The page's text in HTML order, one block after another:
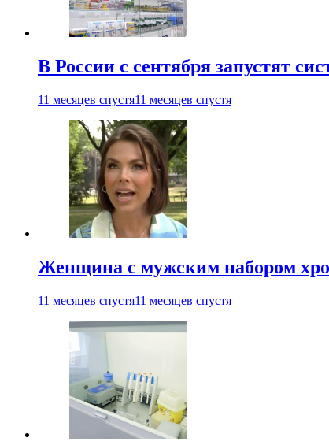
В России с сентября запустят
11 месяцев спустя11 месяцев спустя
Женщина с мужским набором
11 месяцев спустя11 месяцев спустя